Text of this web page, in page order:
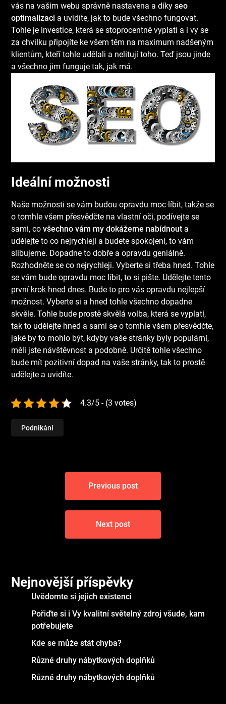
vás na vašim webu správně nastavena a díkyseo
optimalizaci a uvidíte, jak to bude všechno fungovat.
Tohle je investice, která se stoprocentně vyplatí a i vy se
za chvilku připojíte ke všem těm na maximum nadšeným
klientům, kteří tohle udělali a nelitují toho. Teď jsou jinde
a všechno jim funguje tak, jak má.
Ideální možnosti
Naše možnosti se vám budou opravdu moc líbit, takže se
o tomhle všem přesvědčte na vlastní oči, podívejte se
sami, covšechno vám my dokážeme nabídnout a
udělejte to co nejrychleji a budete spokojení, to vám
slibujeme. Dopadne to dobře a opravdu geniálně.
Rozhodněte se co nejrychleji. Vyberte si třeba hned. Tohle
se vám bude opravdu moc líbit, to si pište. Udělejte tento
první krok hned dnes. Bude to pro vás opravdu nejlepší
možnost. Vyberte si a hned tohle všechno dopadne
skvěle. Tohle bude prostě skvělá volba, která se vyplatí,
tak to udělejte hned a sami se o tomhle všem přesvědčte,
jaké by to mohlo být, kdyby vaše stránky byly populární,
měli jste návštěvnost a podobně. Určitě tohle všechno
bude mít pozitivní dopad na vaše stránky, tak to prostě
udělejte a uvidíte.
4.3/5 - (3 votes)
Podnikání
Navigace
příspěvek
Previous post
Next post
Nejnovější příspěvky
Uvědomte si jejich existenci
Pořiďte si i Vy kvalitní světelný zdroj všude, kam
potřebujete
Kde se může stát chyba?
Různé druhy nábytkových doplňků
Různé druhy nábytkových doplňků